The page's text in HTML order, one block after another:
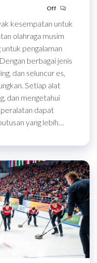
Off
kesempatan untuk
olahraga musim
pengalaman
berbagai jenis
dan seluncur es,
Setiap alat
dan mengetahui
peralatan dapat
yang lebih…